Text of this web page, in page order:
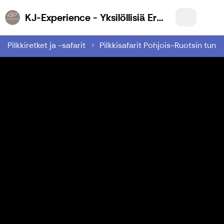
KJ-Experience - Yksilöllisiä Eräelämyksiä Sinulle
Pilkkiretket ja -safarit Pilkkisafarit Pohjois-Ruotsin